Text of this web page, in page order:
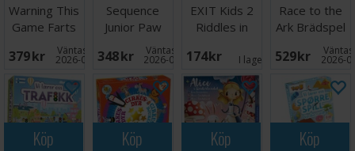
Warning This
Game Farts
Brädspel
379 SEK Väntas in:
2026-09-30
Sequence
Junior Paw
Patrol
Brädspel
348 SEK Väntas in:
2026-08-15
EXIT Kids 2
Riddles in
174 SEK I lager: 9
Race to the
Ark Brädspel
529 SEK 2026-
Köp Köp Köp Köp